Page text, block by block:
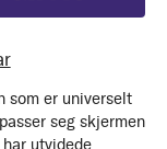
som er universelt
seg skjermen
utvidede